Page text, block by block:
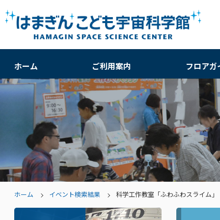
ホーム ご利用案内 フロアガ
ホーム イベント検索結果 科学工作教室「ふわふわスライム」